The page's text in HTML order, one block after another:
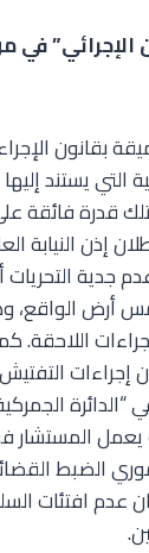
الإجرائي” في
بقانون
التي يستند
قدرة فائقة
إذن النيابة
جدية التحريات
أرض الواقع،
يعمل المستشار
الضبط
عدم افتئات